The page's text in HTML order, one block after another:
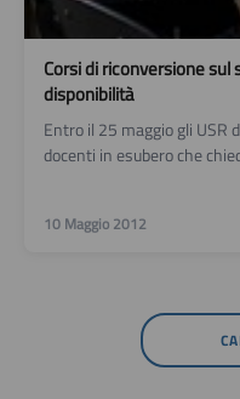
Corsi di riconversione
disponibilità
Entro il 25 maggio gli USR
docenti in esubero che
10 Maggio 2012